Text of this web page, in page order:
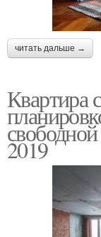
читать дальше →
Квартира
2019